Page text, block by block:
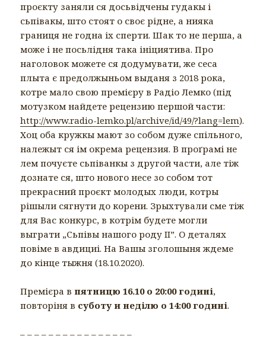
проєкту заняли ся досьвідчены гудакы і
сьпівакы, што стоят о своє рідне, а нияка
границя не годна іх сперти. Шак то не перша, а
може і не посьлідня така ініциятива. Про
наголовок можете ся додумувати, же сеса
плыта є предолжыньом выданя з 2018 рока,
котре мало свою премієру в Радіо Лемко (під
мотузком найдете рецензию першой части:
http://www.radio-lemko.pl/archive/id/49/?lang=lem).
Хоц оба кружкы мают зо собом дуже спільного,
належыт ся ім окрема рецензия. В проґрамі не
лем почуєте сьпіванкы з другой части, але тіж
дознате ся, што нового несе зо собом тот
прекрасний проєкт молодых люди, котры
рішыли сягнути до корени. Зрыхтували сме тіж
для Вас конкурс, в котрім будете могли
выграти „Сьпівы нашого роду II”. О деталях
повіме в авдициі. На Вашы зголошыня ждеме
до кінце тыжня (18.10.2020).
Премієра впятницю 16.10 о 20:00 годині,
повторіня в суботу и неділю о 14:00 годині.
– – – – – – – – – – – – – – – –